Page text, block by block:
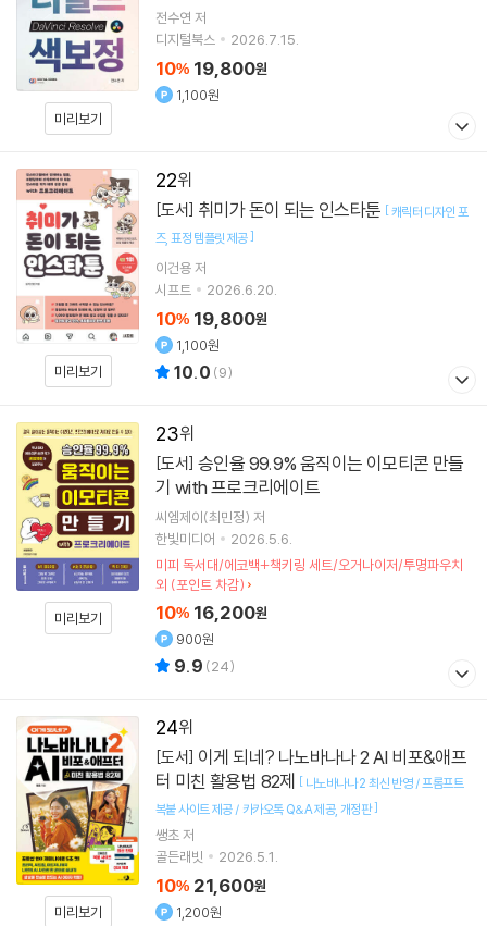
미리보기
전수연 저
디지털북스
2026.7.15.
10% 19,800원
1,100원
22
미리보기
[도서] 취미가 돈이 되는 인스타툰 [캐릭터 디자인 포
즈 표정 템플릿 제공]
이건용저
시프트
2026.6.20.
10% 19,800원
1,100원
10.0 (9)
23
미리보기
[도서]
기 with 프로크리에이트
씨엠제이(최민정) 저
한빛미디어
2026.5.6.
미피 독서대/에코백+책키링 세트/오거나이저/투명파우치
외 (포인트 차감)
10% 16,200원
900원
9.9 (24)
24
미리보기
[도서]
터 미친 활용법 82제 [ 나노바나나 2 최신 반영 / 프롬프트
복붙 사이트 제공 / 카카오톡 Q&A 제공 개정판]
쌩초 저
골든래빗
2026.5.1.
10% 21,600원
1,200원